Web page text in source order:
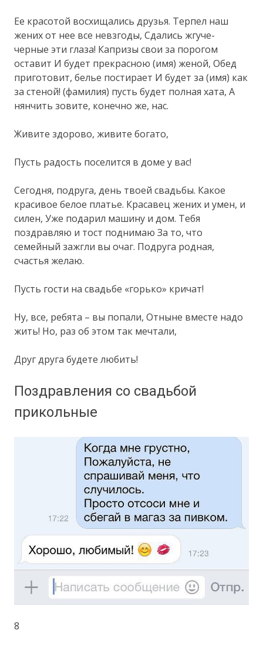
Ее красотой восхищались друзья. Терпел наш
жених от нее все невзгоды, Сдались жгуче-
черные эти глаза! Капризы свои за порогом
оставит И будет прекрасною (имя) женой, Обед
приготовит, белье постирает И будет за (имя) как
за стеной! (фамилия) пусть будет полная хата, А
нянчить зовите, конечно же, нас.
Живите здорово, живите богато,
Пусть радость поселится в доме у вас!
Сегодня, подруга, день твоей свадьбы. Какое
красивое белое платье. Красавец жених и умен, и
силен, Уже подарил машину и дом. Тебя
поздравляю и тост поднимаю За то, что
семейный зажгли вы очаг. Подруга родная,
счастья желаю.
Пусть гости на свадьбе «горько» кричат!
Ну, все, ребята – вы попали, Отныне вместе надо
жить! Но, раз об этом так мечтали,
Друг друга будете любить!
Поздравления со свадьбой
прикольные
8